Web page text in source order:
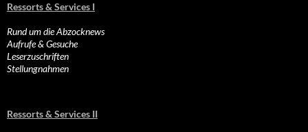
Ressorts & Services I
Rund um die Abzocknews
Aufrufe & Gesuche
Leserzuschriften
Stellungnahmen
Ressorts & Services II